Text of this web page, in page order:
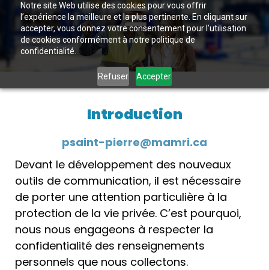
Notre site Web utilise des cookies pour vous offrir
l’expérience la meilleure et la plus pertinente. En cliquant sur
accepter, vous donnez votre consentement pour l’utilisation
de cookies conformément à notre politique de
confidentialité.
Refuser Accepter
Introduction
psaint-pierre@mamri.ca
Devant le développement des nouveaux
outils de communication, il est nécessaire
de porter une attention particulière à la
protection de la vie privée. C’est pourquoi,
nous nous engageons à respecter la
confidentialité des renseignements
personnels que nous collectons.